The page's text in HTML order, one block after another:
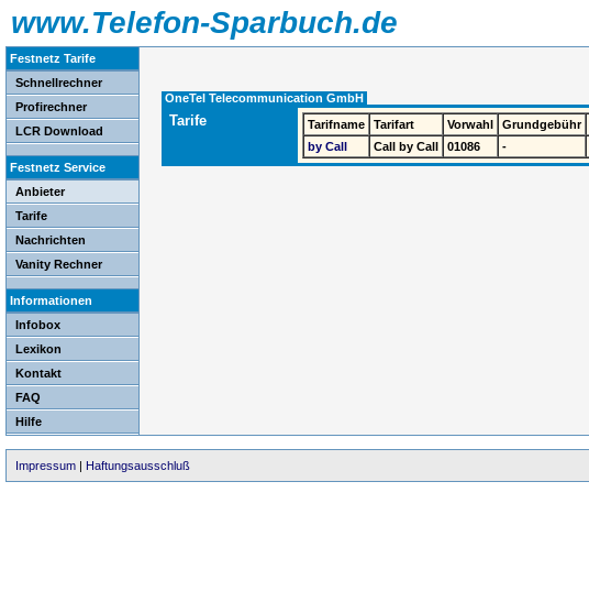
www.Telefon-Sparbuch.de
Festnetz Tarife
Schnellrechner
Profirechner
LCR Download
Festnetz Service
Anbieter
Tarife
Nachrichten
Vanity Rechner
Informationen
Infobox
Lexikon
Kontakt
FAQ
Hilfe
OneTel Telecommunication GmbH
Tarife Tarifname Tarifart Vorwahl Grundgebühr
by Call
Call by Call 01086 -
Impressum | Haftungsausschluß